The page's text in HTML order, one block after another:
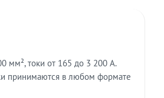
мм², токи от 165 до 3 200 А.
принимаются в любом формате